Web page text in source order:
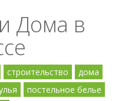
Дома в
строительство
дома
постельное белье